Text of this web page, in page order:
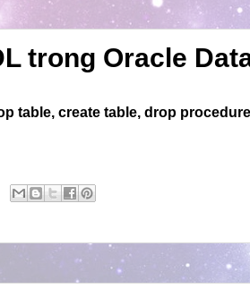
trong Oracle
table, create table, drop